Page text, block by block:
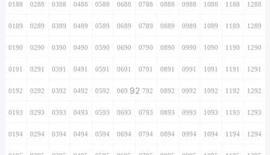
0188 0288 0388 0488 0588 0688 0788 0888 0988 1088 1188 1288
0189 0289 0389 0489 0589 0689 0789 0889 0989 1089 1189 1289
0190 0290 0390 0490 0590 0690 0790 0890 0990 1090 1190 1290
0191 0291 0391 0491 0591 0691 0791 0891 0991 1091 1191 1291
0192 0292 0392 0492 0592 0692920792 0892 0992 1092 1192 1292
0193 0293 0393 0493 0593 0693 0793 0893 0993 1093 1193 1293
0194 0294 0394 0494 0594 0694 0794 0894 0994 1094 1194 1294